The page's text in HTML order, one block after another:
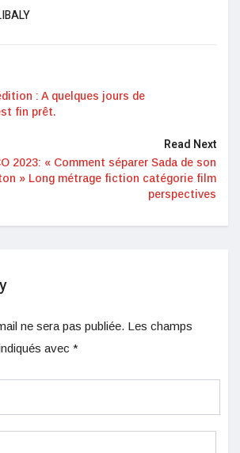
: A quelques jours de
fin prêt.
Read Next
2023: « Comment séparer Sada de son
» Long métrage fiction catégorie film
perspectives
ne sera pas publiée. Les champs
avec *